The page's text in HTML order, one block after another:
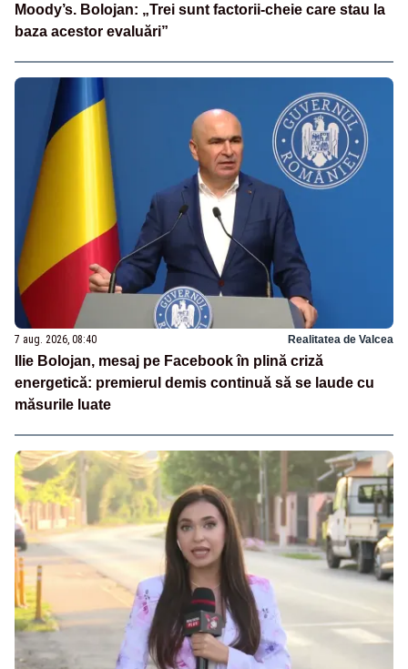
Moody’s. Bolojan: „Trei sunt factorii-cheie care stau la
baza acestor evaluări”
7 aug. 2026, 08:40 Realitatea de Valcea
Ilie Bolojan, mesaj pe Facebook în plină criză
energetică: premierul demis continuă să se laude cu
măsurile luate